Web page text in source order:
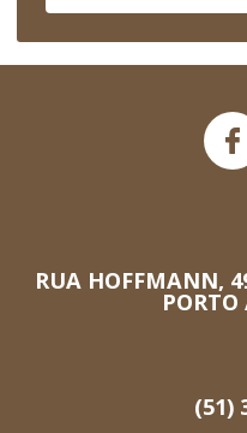
RUA HOFFMANN,
PORTO
(51)